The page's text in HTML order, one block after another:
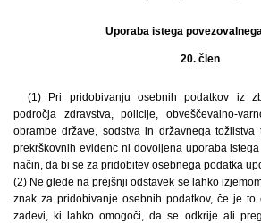
Uporaba istega
20. člen
(1) Pri pridobivanju osebnih podatkov iz
področja zdravstva, policije, obveščevalno-
obrambe države, sodstva in državnega
prekrškovnih evidenc ni dovoljena uporaba
način, da bi se za pridobitev osebnega podatka
(2) Ne glede na prejšnji odstavek se lahko
znak za pridobivanje osebnih podatkov, če je to
zadevi, ki lahko omogoči, da se odkrije ali